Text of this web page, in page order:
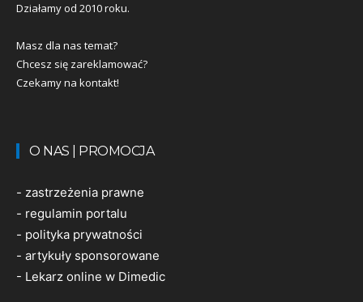
Działamy od 2010 roku.
Masz dla nas temat?
Chcesz się zareklamować?
Czekamy na kontakt!
O NAS | PROMOCJA
- zastrzeżenia prawne
- regulamin portalu
- polityka prywatności
- artykuły sponsorowane
- Lekarz online w Dimedic